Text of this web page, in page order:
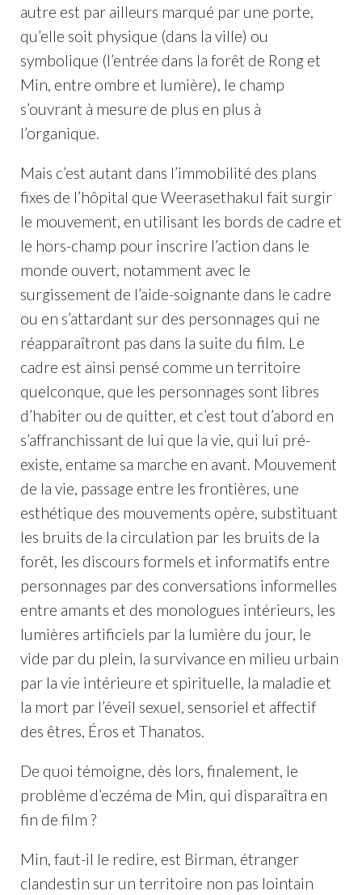
autre est par ailleurs marqué par une porte,
qu’elle soit physique (dans la ville) ou
symbolique (l’entrée dans la forêt de Rong et
Min, entre ombre et lumière), le champ
s’ouvrant à mesure de plus en plus à
l’organique.
Mais c’est autant dans l’immobilité des plans
fixes de l’hôpital que Weerasethakul fait surgir
le mouvement, en utilisant les bords de cadre et
le hors-champ pour inscrire l’action dans le
monde ouvert, notamment avec le
surgissement de l’aide-soignante dans le cadre
ou en s’attardant sur des personnages qui ne
réapparaîtront pas dans la suite du film. Le
cadre est ainsi pensé comme un territoire
quelconque, que les personnages sont libres
d’habiter ou de quitter, et c’est tout d’abord en
s’affranchissant de lui que la vie, qui lui pré-
existe, entame sa marche en avant. Mouvement
de la vie, passage entre les frontières, une
esthétique des mouvements opère, substituant
les bruits de la circulation par les bruits de la
forêt, les discours formels et informatifs entre
personnages par des conversations informelles
entre amants et des monologues intérieurs, les
lumières artificiels par la lumière du jour, le
vide par du plein, la survivance en milieu urbain
par la vie intérieure et spirituelle, la maladie et
la mort par l’éveil sexuel, sensoriel et affectif
des êtres, Éros et Thanatos.
De quoi témoigne, dès lors, finalement, le
problème d’eczéma de Min, qui disparaîtra en
fin de film ?
Min, faut-il le redire, est Birman, étranger
clandestin sur un territoire non pas lointain